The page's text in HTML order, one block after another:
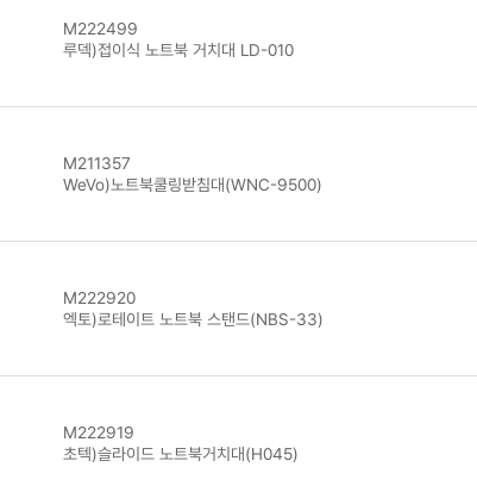
M222499
루덱)접이식 노트북 거치대 LD-010
M211357
WeVo)노트북쿨링받침대(WNC-9500)
M222920
엑토)로테이트 노트북 스탠드(NBS-33)
M222919
초텍)슬라이드 노트북거치대(H045)